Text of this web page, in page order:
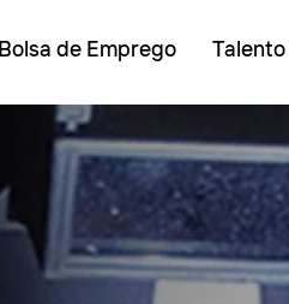
Bolsa de Emprego Talento